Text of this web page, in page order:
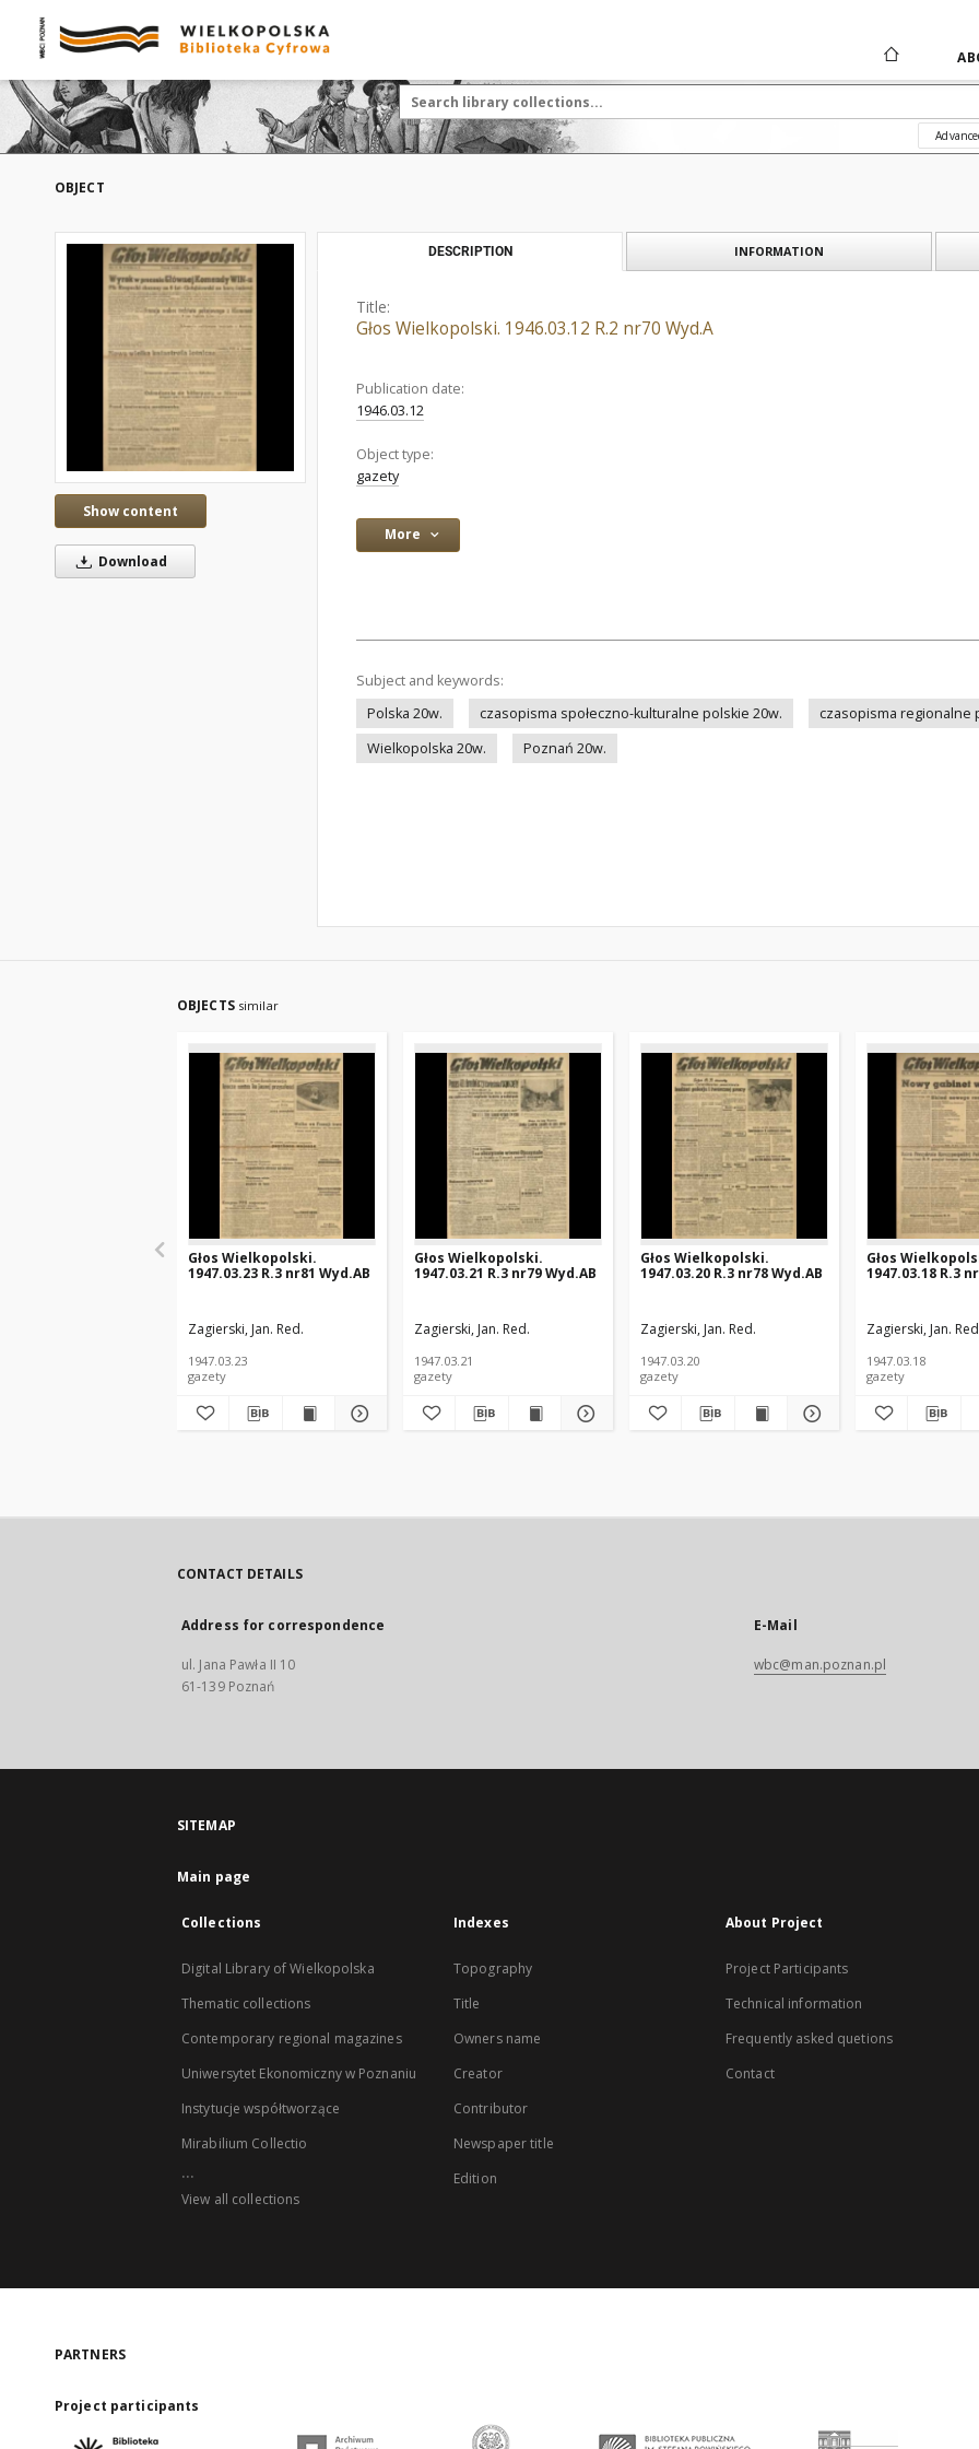
OBJECT
Show content
Download
DESCRIPTION INFORMATION
Title:
Głos Wielkopolski. 1946.03.12 R.2 nr70 Wyd.A
Publication date:
1946.03.12
Object type:
gazety
More
Subject and keywords:
Polska 20w.
czasopisma społeczno-kulturalne polskie 20w. czasopisma regionalne
Wielkopolska 20w.
Poznań 20w.
OBJECTS similar
Głos Wielkopolski.
1947.03.23 R.3 nr81 Wyd.AB
Zagierski, Jan. Red.
1947.03.23
gazety
Głos Wielkopolski.
1947.03.21 R.3 nr79 Wyd.AB
Zagierski, Jan. Red.
1947.03.21
gazety
Głos Wielkopolski.
1947.03.20 R.3 nr78 Wyd.AB
Zagierski, Jan. Red.
1947.03.20
gazety
Głos
1947.03.18 R.3
Zagierski, Jan.
1947.03.18
gazety
CONTACT DETAILS
Address for correspondence
ul. Jana Pawła II 10
61-139 Poznań
E-Mail
wbc@man.poznan.pl
SITEMAP
Main page
Collections
Digital Library of Wielkopolska
Thematic collections
Contemporary regional magazines
Uniwersytet Ekonomiczny w Poznaniu
Instytucje współtworzące
Mirabilium Collectio
...
View all collections
Indexes
Topography
Title
Owners name
Creator
Contributor
Newspaper title
Edition
About Project
Project Participants
Technical information
Frequently asked quetions
Contact
PARTNERS
Project participants